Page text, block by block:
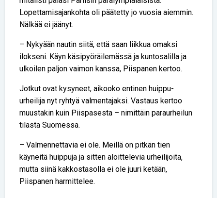
Lopettamisajankohta oli päätetty jo vuosia aiemmin.
Nälkää ei jäänyt.
– Nykyään nautin siitä, että saan liikkua omaksi
ilokseni. Käyn käsipyöräilemässä ja kuntosalilla ja
ulkoilen paljon vaimon kanssa, Piispanen kertoo.
Jotkut ovat kysyneet, aikooko entinen huippu-
urheilija nyt ryhtyä valmentajaksi. Vastaus kertoo
muustakin kuin Piispasesta – nimittäin paraurheilun
tilasta Suomessa.
– Valmennettavia ei ole. Meillä on pitkän tien
käyneitä huippuja ja sitten aloittelevia urheilijoita,
mutta siinä kakkostasolla ei ole juuri ketään,
Piispanen harmittelee.